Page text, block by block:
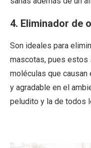
4. Eliminador de
Son ideales para
mascotas, pues estos
moléculas que causan
y agradable en el
peludito y la de todos